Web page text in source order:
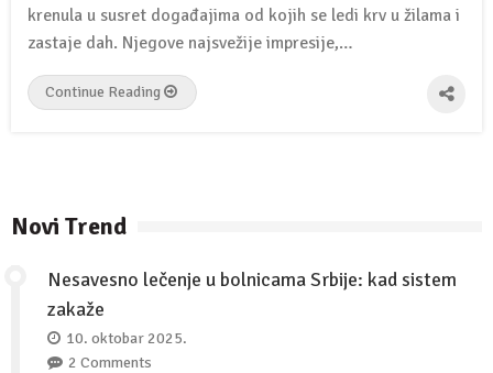
krenula u susret događajima od kojih se ledi krv u žilama i
zastaje dah. Njegove najsvežije impresije,…
Continue Reading
Novi Trend
Nesavesno lečenje u bolnicama Srbije: kad sistem
zakaže
10. oktobar 2025.
2 Comments